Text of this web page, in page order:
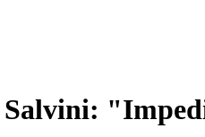
Salvini: